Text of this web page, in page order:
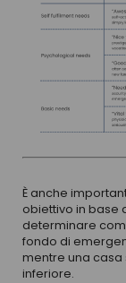
È anche
obiettivo in base
determinare
fondo di
mentre una
inferiore.